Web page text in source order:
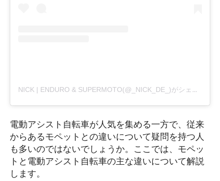
NICK | ENDURO & SUPERMOTO(@_NICK_DE_)がシェアした投稿
電動アシスト自転車が人気を集める一方で、従来
からあるモペットとの違いについて疑問を持つ人
も多いのではないでしょうか。ここでは、モペッ
トと電動アシスト自転車の主な違いについて解説
します。